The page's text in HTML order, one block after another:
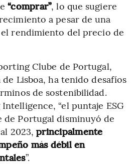
“comprar”, lo que sugiere
a pesar de una
rendimiento del precio de
Clube de Portugal,
Lisboa, ha tenido desafíos
de sostenibilidad.
“el puntaje ESG
de Portugal disminuyó de
2023,principalmente
más débil en
”.